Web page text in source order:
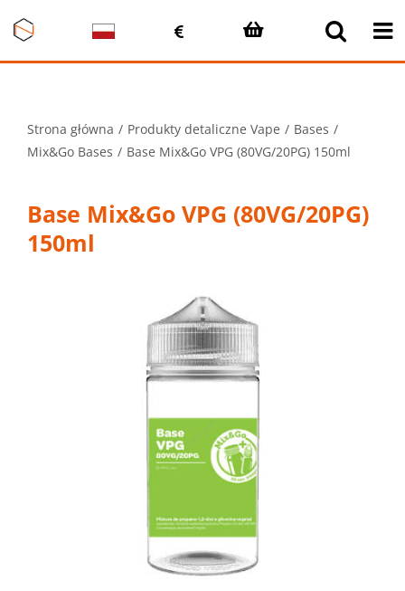
do
zawartości
Strona główna Produkty detaliczne Vape
Bases
Mix&Go Bases
Base Mix&Go VPG (80VG/20PG) 150ml
Base Mix&Go VPG (80VG/20PG)
150ml